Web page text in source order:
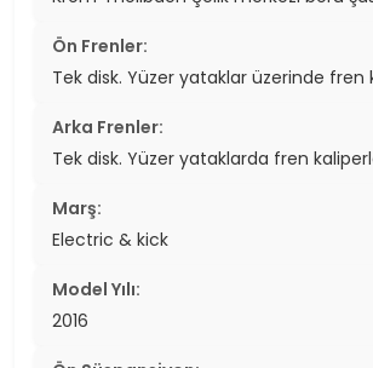
Ön Frenler:
Tek disk. Yüzer yataklar üzerinde fren
Arka Frenler:
Tek disk. Yüzer yataklarda fren
Marş:
Electric & kick
Model Yılı:
2016